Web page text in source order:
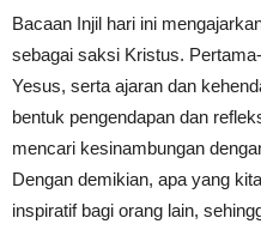
Bacaan Injil hari ini
sebagai saksi Kristus.
Yesus, serta ajaran dan
bentuk pengendapan dan
mencari kesinambungan
Dengan demikian, apa yang
inspiratif bagi orang lain,